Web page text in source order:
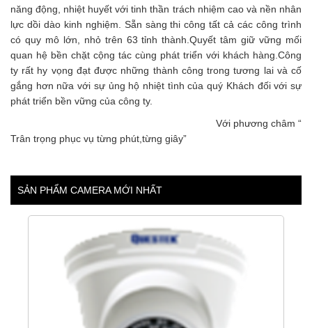
năng động, nhiệt huyết với tinh thần trách nhiệm cao và nền nhân
lực dồi dào kinh nghiệm. Sẵn sàng thi công tất cả các công trình
có quy mô lớn, nhỏ trên 63 tỉnh thành.Quyết tâm giữ vững mối
quan hệ bền chặt cộng tác cùng phát triển với khách hàng.Công
ty rất hy vọng đạt được những thành công trong tương lai và cố
gắng hơn nữa với sự ủng hộ nhiệt tình của quý Khách đối với sự
phát triển bền vững của công ty.
Với phương châm “
Trân trọng phục vụ từng phút,từng giây”
SẢN PHẨM CAMERA MỚI NHẤT